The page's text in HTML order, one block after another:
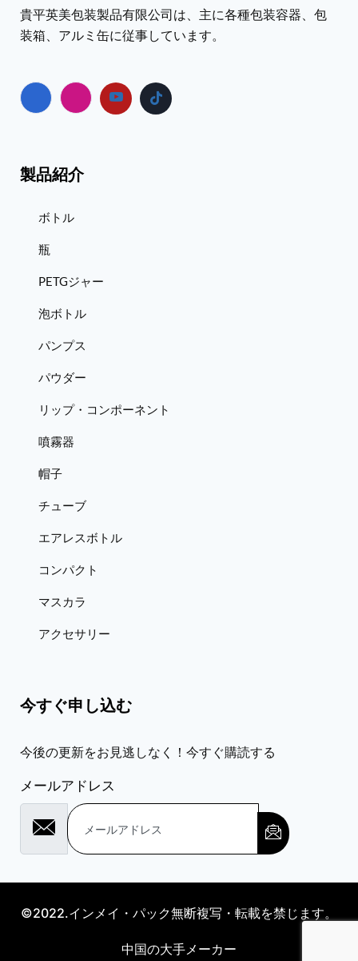
貴平英美包装製品有限公司は、主に各種包装容器、包
装箱、アルミ缶に従事しています。
製品紹介
ボトル
瓶
PETGジャー
泡ボトル
パンプス
パウダー
リップ・コンポーネント
噴霧器
帽子
チューブ
エアレスボトル
コンパクト
マスカラ
アクセサリー
今すぐ申し込む
今後の更新をお見逃しなく！今すぐ購読する
メールアドレス
©2022.インメイ・パック無断複写・転載を禁じます。
中国の大手メーカー